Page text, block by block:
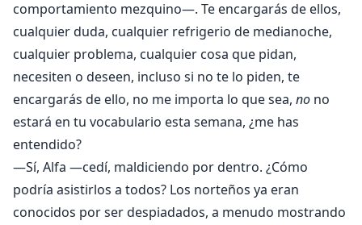
comportamiento mezquino—. Te encargarás de ellos,
cualquier duda, cualquier refrigerio de medianoche,
cualquier problema, cualquier cosa que pidan,
necesiten o deseen, incluso si no te lo piden, te
encargarás de ello, no me importa lo que sea, no no
estará en tu vocabulario esta semana, ¿me has
entendido?
—Sí, Alfa —cedí, maldiciendo por dentro. ¿Cómo
podría asistirlos a todos? Los norteños ya eran
conocidos por ser despiadados, a menudo mostrando